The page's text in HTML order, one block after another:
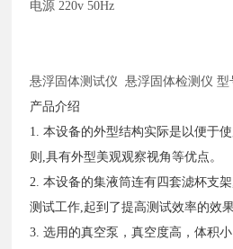
电源 220v 50Hz
悬浮固体测试仪 悬浮固体检测仪 型
产品介绍
1. 本设备的外型结构实际是以便于
则,具有外型美观观察视角等优点。
2. 本设备的集液筒连有四套滤杯支
测试工作,起到了提高测试效率的效果
3. 选用的真空泵，真空度高，体积小